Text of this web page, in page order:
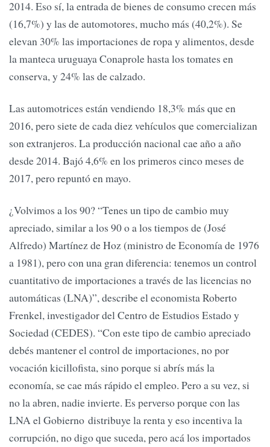
2014. Eso sí, la entrada de bienes de consumo crecen más
(16,7%) y las de automotores, mucho más (40,2%). Se
elevan 30% las importaciones de ropa y alimentos, desde
la manteca uruguaya Conaprole hasta los tomates en
conserva, y 24% las de calzado.
Las automotrices están vendiendo 18,3% más que en
2016, pero siete de cada diez vehículos que comercializan
son extranjeros. La producción nacional cae año a año
desde 2014. Bajó 4,6% en los primeros cinco meses de
2017, pero repuntó en mayo.
¿Volvimos a los 90? “Tenes un tipo de cambio muy
apreciado, similar a los 90 o a los tiempos de (José
Alfredo) Martínez de Hoz (ministro de Economía de 1976
a 1981), pero con una gran diferencia: tenemos un control
cuantitativo de importaciones a través de las licencias no
automáticas (LNA)”, describe el economista Roberto
Frenkel, investigador del Centro de Estudios Estado y
Sociedad (CEDES). “Con este tipo de cambio apreciado
debés mantener el control de importaciones, no por
vocación kicillofista, sino porque si abrís más la
economía, se cae más rápido el empleo. Pero a su vez, si
no la abren, nadie invierte. Es perverso porque con las
LNA el Gobierno distribuye la renta y eso incentiva la
corrupción, no digo que suceda, pero acá los importados